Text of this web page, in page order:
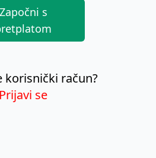
Započni s
korisnički račun?
Prijavi se